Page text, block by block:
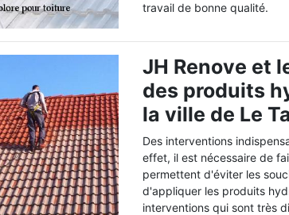
travail de bonne qualité.
JH Renove et
des produits
la ville de Le
Des interventions
effet, il est nécessaire de
permettent d'éviter les
d'appliquer les produits
interventions qui sont très